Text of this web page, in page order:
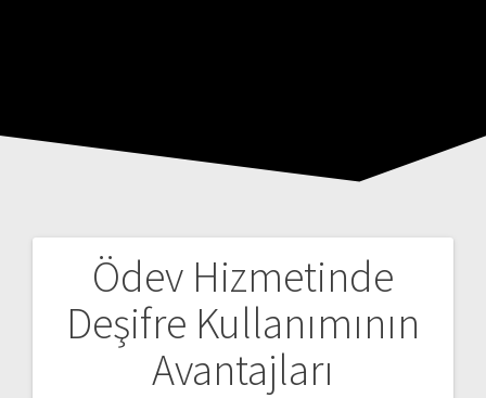
Ödev Hizmetinde
Deşifre Kullanımının
Avantajları
Yazı
gezinmesi